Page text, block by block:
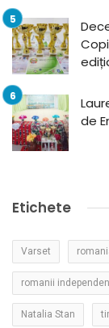
de
Etichete
Varset
romanii
Natalia Stan